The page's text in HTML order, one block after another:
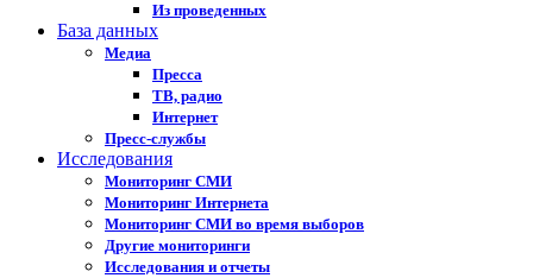
Из проведенных
База данных
Медиа
Пресса
ТВ, радио
Интернет
Пресс-службы
Исследования
Мониторинг СМИ
Мониторинг Интернета
Мониторинг СМИ во время выборов
Другие мониторинги
Исследования и отчеты